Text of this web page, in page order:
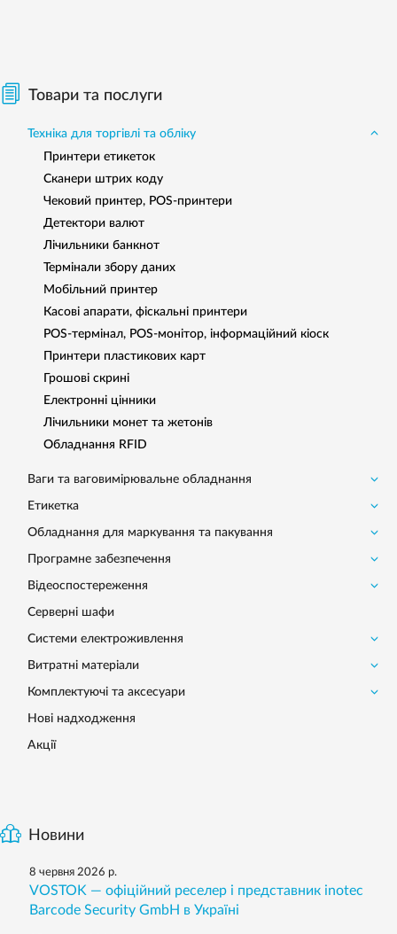
Товари та послуги
Техніка для торгівлі та обліку
Принтери етикеток
Сканери штрих коду
Чековий принтер, POS-принтери
Детектори валют
Лічильники банкнот
Термінали збору даних
Мобільний принтер
Касові апарати, фіскальні принтери
POS-термінал, POS-монітор, інформаційний кіоск
Принтери пластикових карт
Грошові скрині
Електронні цінники
Лічильники монет та жетонів
Обладнання RFID
Ваги та ваговимірювальне обладнання
Етикетка
Обладнання для маркування та пакування
Програмне забезпечення
Відеоспостереження
Серверні шафи
Системи електроживлення
Витратні матеріали
Комплектуючі та аксесуари
Нові надходження
Акції
Новини
8 червня 2026 р.
VOSTOK — офіційний реселер і представник inotec
Barcode Security GmbH в Україні